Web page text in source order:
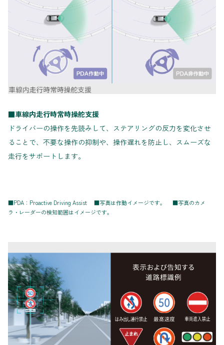
■車線内走行時常時操舵支援
ドライバーの操作を先読みして、ステアリングの反力を変化させ
ることで、不要な操作の抑制や、操作遅れを防止し、スムーズな
走行をサポートします。
■PDA：Proactive Driving Assist ■写真は作動イメージです。 ■写真のカメ
ラ・レーダーの検知範囲はイメージです。